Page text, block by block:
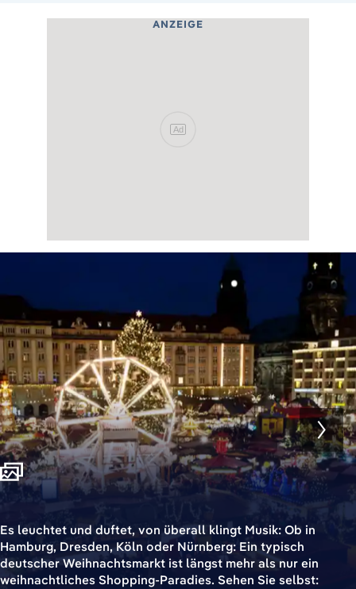
ANZEIGE
Ad
Es leuchtet und duftet, von überall klingt Musik: Ob in
Hamburg, Dresden, Köln oder Nürnberg: Ein typisch
deutscher Weihnachtsmarkt ist längst mehr als nur ein
weihnachtliches Shopping-Paradies. Sehen Sie selbst: